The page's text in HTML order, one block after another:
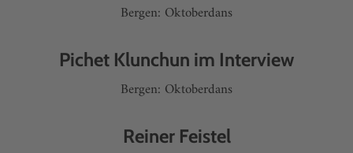
Bergen: Oktoberdans
Pichet Klunchun im Interview
Bergen: Oktoberdans
Reiner Feistel